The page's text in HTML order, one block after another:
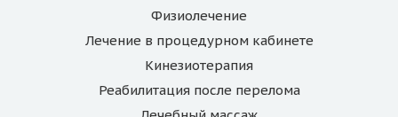
Физиолечение
Лечение в процедурном кабинете
Кинезиотерапия
Реабилитация после перелома